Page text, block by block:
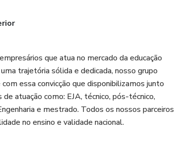
tempo, garanta sua bolsa de estudos e
que atua no mercado da educação
trajetória sólida e dedicada, nosso grupo
essa convicção que disponibilizamos junto
atuação como: EJA, técnico, pós-técnico,
e mestrado. Todos os nossos parceiros
no ensino e validade nacional.